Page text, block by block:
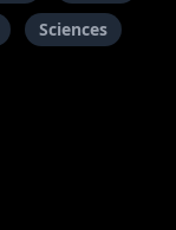
Sciences